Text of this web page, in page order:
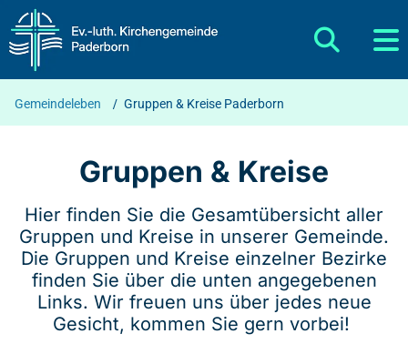
Gemeindeleben / Gruppen & Kreise Paderborn
Gruppen & Kreise
Hier finden Sie die Gesamtübersicht aller
Gruppen und Kreise in unserer Gemeinde.
Die Gruppen und Kreise einzelner Bezirke
finden Sie über die unten angegebenen
Links. Wir freuen uns über jedes neue
Gesicht, kommen Sie gern vorbei!